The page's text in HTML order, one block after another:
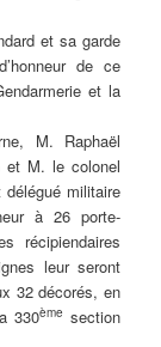
et sa garde
de ce
et la
M. Raphaël
et M. le colonel
délégué militaire
à 26 porte-
récipiendaires
leur seront
32 décorés, en
330ème section